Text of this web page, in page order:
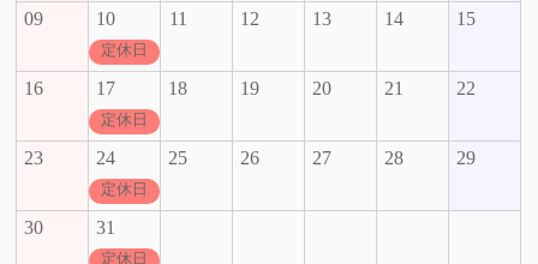
09 10
定休日
11 12 13 14 15
16 17
定休日
18 19 20 21 22
23 24
定休日
25 26 27 28 29
30 31
定休日